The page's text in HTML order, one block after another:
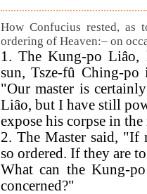
How Confucius rested, as
ordering of Heaven:– on
1. The Kung-po Liâo,
sun, Tsze-fû Ching-
"Our master is
Liâo, but I have still
expose his corpse in
2. The Master said, "If
so ordered. If they are
What can the Kung-
concerned?"